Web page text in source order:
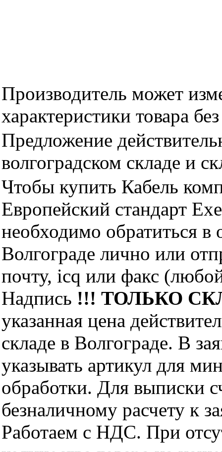
Производитель может
характеристики товара
Предложение
волгоградском складе и
Чтобы купить Кабель
Европейский стандарт
необходимо
Волгограде лично или
почту, icq или факс
Надпись !!! ТОЛЬКО
указанная цена
складе в Волгограде. В
указывать артикул для
обработки. Для выписки
безналичному расчету к
Работаем с НДС. При